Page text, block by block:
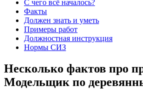
С чего всё началось?
Факты
Должен знать и уметь
Примеры работ
Должностная инструкция
Нормы СИЗ
Несколько фактов про
Модельщик по